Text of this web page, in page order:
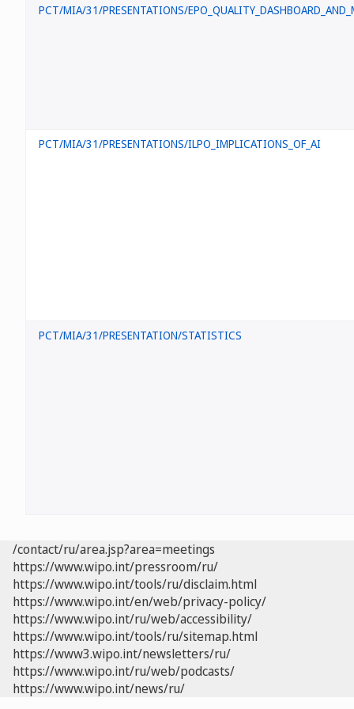
PCT/MIA/31/PRESENTATIONS/
PCT/MIA/31/PRESENTATIONS/ILPO_IMPLICATIONS_OF_AI
PCT/MIA/31/PRESENTATION/STATISTICS
/contact/ru/area.jsp?area=meetings
https://www.wipo.int/pressroom/ru/
https://www.wipo.int/tools/ru/disclaim.html
https://www.wipo.int/en/web/privacy-policy/
https://www.wipo.int/ru/web/accessibility/
https://www.wipo.int/tools/ru/sitemap.html
https://www3.wipo.int/newsletters/ru/
https://www.wipo.int/ru/web/podcasts/
https://www.wipo.int/news/ru/